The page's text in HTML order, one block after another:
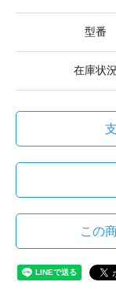
型番
在庫状
この